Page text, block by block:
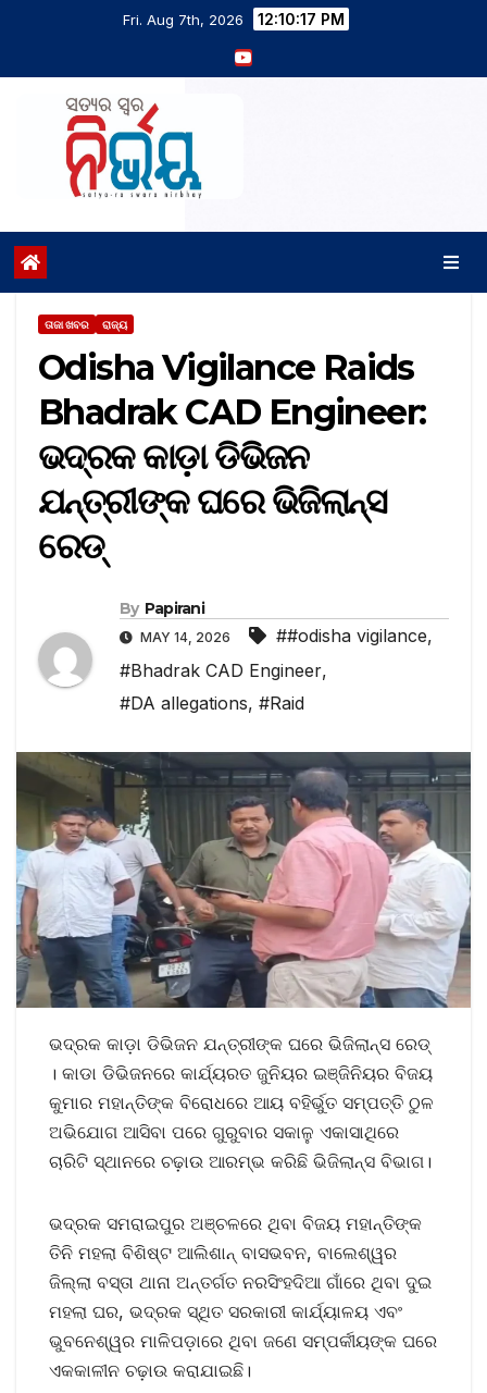
Fri. Aug 7th, 2026 12:10:17 PM
ତାଜା ଖବର ରାଜ୍ୟ
Odisha Vigilance Raids
Bhadrak CAD Engineer:
ଭଦ୍ରକ କାଡ଼ା ଡିଭିଜନ
ଯନ୍ତ୍ରୀଙ୍କ ଘରେ ଭିଜିଲାନ୍ସ
ରେଡ୍
By Papirani
MAY 14, 2026 ##odisha vigilance,
#Bhadrak CAD Engineer,
#DA allegations, #Raid
ଭଦ୍ରକ କାଡ଼ା ଡିଭିଜନ ଯନ୍ତ୍ରୀଙ୍କ ଘରେ ଭିଜିଲାନ୍ସ ରେଡ୍
। କାଡା ଡିଭିଜନରେ କାର୍ଯ୍ୟରତ ଜୁନିୟର ଇଞ୍ଜିନିୟର ବିଜୟ
କୁମାର ମହାନ୍ତିଙ୍କ ବିରୋଧରେ ଆୟ ବହିର୍ଭୁତ ସମ୍ପତ୍ତି ଠୁଳ
ଅଭିଯୋଗ ଆସିବା ପରେ ଗୁରୁବାର ସକାଳୁ ଏକାସାଥିରେ
ଚାରିଟି ସ୍ଥାନରେ ଚଢ଼ାଉ ଆରମ୍ଭ କରିଛି ଭିଜିଲାନ୍ସ ବିଭାଗ।
ଭଦ୍ରକ ସମରାଇପୁର ଅଞ୍ଚଳରେ ଥିବା ବିଜୟ ମହାନ୍ତିଙ୍କ
ତିନି ମହଲା ବିଶିଷ୍ଟ ଆଲିଶାନ୍ ବାସଭବନ, ବାଲେଶ୍ୱର
ଜିଲ୍ଲା ବସ୍ତା ଥାନା ଅନ୍ତର୍ଗତ ନରସିଂହଦିଆ ଗାଁରେ ଥିବା ଦୁଇ
ମହଲା ଘର, ଭଦ୍ରକ ସ୍ଥିତ ସରକାରୀ କାର୍ଯ୍ୟାଳୟ ଏବଂ
ଭୁବନେଶ୍ୱର ମାଳିପଡ଼ାରେ ଥିବା ଜଣେ ସମ୍ପର୍କୀୟଙ୍କ ଘରେ
ଏକକାଳୀନ ଚଢ଼ାଉ କରାଯାଇଛି।